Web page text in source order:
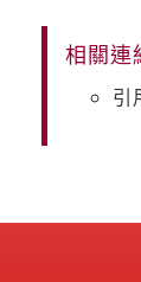
相關連
引